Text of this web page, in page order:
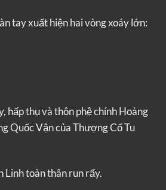
tay xuất hiện hai vòng xoáy lớn:
hấp thụ và thôn phệ chính Hoàng
Quốc Vận của Thượng Cổ Tu
Linh toàn thân run rẩy.